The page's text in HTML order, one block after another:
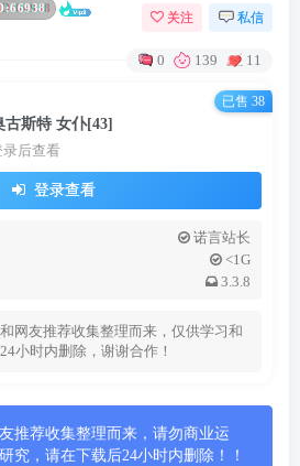
66938
关注 私信
0 139 11
斯特 女仆[43]
录后查看
登录查看
诺言站长
<1G
3.3.8
网友推荐收集整理而来，仅供学习和
小时内删除，谢谢合作！
已售 38
推荐收集整理而来，请勿商业运
究，请在下载后24小时内删除！！